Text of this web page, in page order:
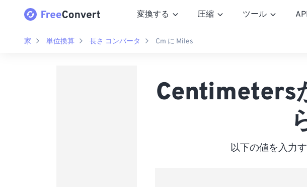
変換する 圧縮 ツール API
家 単位換算 長さ コンバータ Cm に Miles
Centimeters
以下の値を入力